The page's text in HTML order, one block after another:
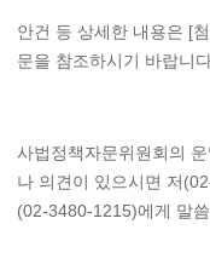
안건 등 상세한 내용은 [
문을 참조하시기 바랍니
사법정책자문위원회의
나 의견이 있으시면 저
(02-3480-1215)에게 말